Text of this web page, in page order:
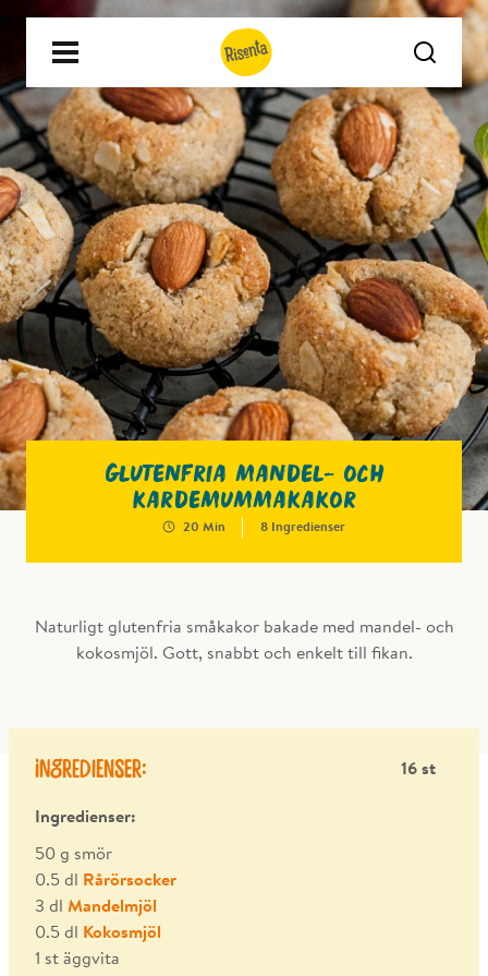
Glutenfria mandel- och
kardemummakakor
20 Min 8 Ingredienser
Naturligt glutenfria småkakor bakade med mandel- och
kokosmjöl. Gott, snabbt och enkelt till fikan.
Ingredienser: 16 st
Ingredienser:
50 g smör
0.5 dl
Rårörsocker
3 dl Mandelmjöl
0.5 dl
Kokosmjöl
1 st äggvita